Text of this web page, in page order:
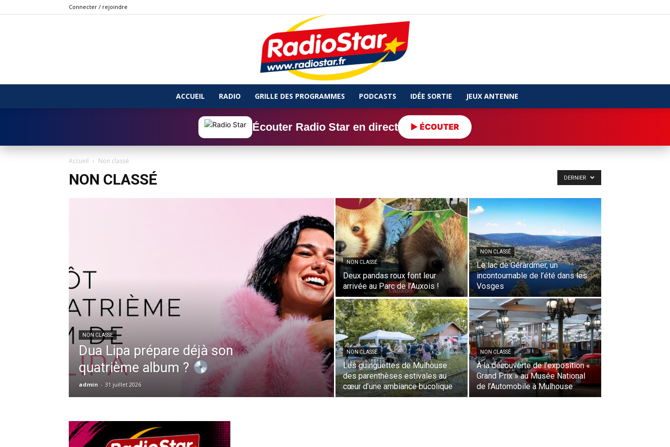
Connecter / rejoindre
ACCUEIL RADIO GRILLE DES PROGRAMMES PODCASTS IDÉE SORTIE JEUX ANTENNE
Écouter Radio Star en direct ▶ ÉCOUTER
Accueil Non classé
NON CLASSÉ DERNIER
NON CLASSÉ
Dua Lipa prépare déjà son
quatrième album ?
admin - 31 juillet 2026
NON CLASSÉ
Deux pandas roux font leur
arrivée au Parc de l’Auxois !
NON CLASSÉ
Le lac de Gérardmer, un
incontournable de l’été dans les
Vosges
NON CLASSÉ
Les guinguettes de Mulhouse :
des parenthèses estivales au
cœur d’une ambiance bucolique
NON CLASSÉ
À la découverte de l’exposition «
Grand Prix » au Musée National
de l’Automobile à Mulhouse